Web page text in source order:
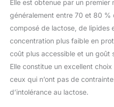
Elle est obtenue par un
généralement entre 70 et 80 %
composé de lactose, de lipides
concentration plus faible en
coût plus accessible et un goût
Elle constitue un excellent
ceux qui n’ont pas de
d’intolérance au lactose.